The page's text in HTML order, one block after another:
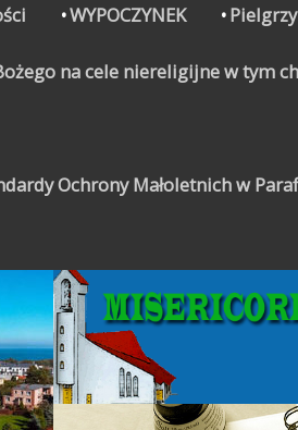
WYPOCZYNEK
na cele niereligijne w tym
Ochrony Małoletnich w
Gazetka